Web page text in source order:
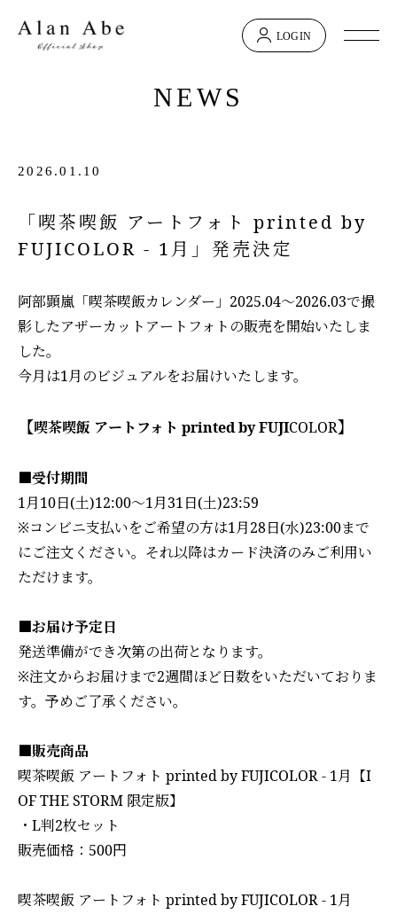
LOGIN
NEWS
2026.01.10
「喫茶喫飯 アートフォト printed by
FUJICOLOR - 1月」発売決定
阿部顕嵐「喫茶喫飯カレンダー」2025.04～2026.03で撮
影したアザーカットアートフォトの販売を開始いたしま
した。
今月は1月のビジュアルをお届けいたします。
【喫茶喫飯 アートフォト printed by FUJICOLOR】
■受付期間
1月10日(土)12:00～1月31日(土)23:59
※コンビニ支払いをご希望の方は1月28日(水)23:00まで
にご注文ください。それ以降はカード決済のみご利用い
ただけます。
■お届け予定日
発送準備ができ次第の出荷となります。
※注文からお届けまで2週間ほど日数をいただいておりま
す。予めご了承ください。
■販売商品
喫茶喫飯 アートフォト printed by FUJICOLOR - 1月【I
OF THE STORM 限定版】
・L判2枚セット
販売価格：500円
喫茶喫飯 アートフォト printed by FUJICOLOR - 1月